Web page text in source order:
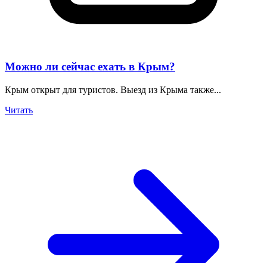
Можно ли сейчас ехать в Крым?
Крым открыт для туристов. Выезд из Крыма также...
Читать